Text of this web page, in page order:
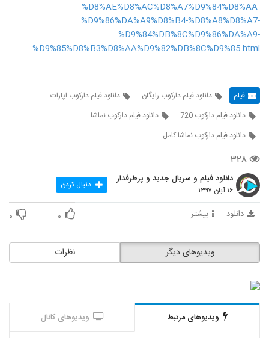
%D8%AE%D8%AC%D8%A7%D9%84%D8%AA-
%D9%86%DA%A9%D8%B4-%D8%A8%D8%A7-
%D9%84%DB%8C%D9%86%DA%A9-
%D9%85%D8%B3%D8%AA%D9%82%DB%8C%D9%85.html
فیلم دانلود فیلم دارکوب رایگان
دانلود فیلم دارکوب اپارات
دانلود فیلم دارکوب 720
دانلود فیلم دارکوب نماشا
دانلود فیلم دارکوب نماشا کامل
۳۲۸
دانلود فیلم و سریال جدید و پرطرفدار
۱۶ آبان ۱۳۹۷ دنبال کردن
دانلود بیشتر ۰ ۰
نظرات ویدیوهای دیگر
ویدیوهای مرتبط ویدیوهای کانال